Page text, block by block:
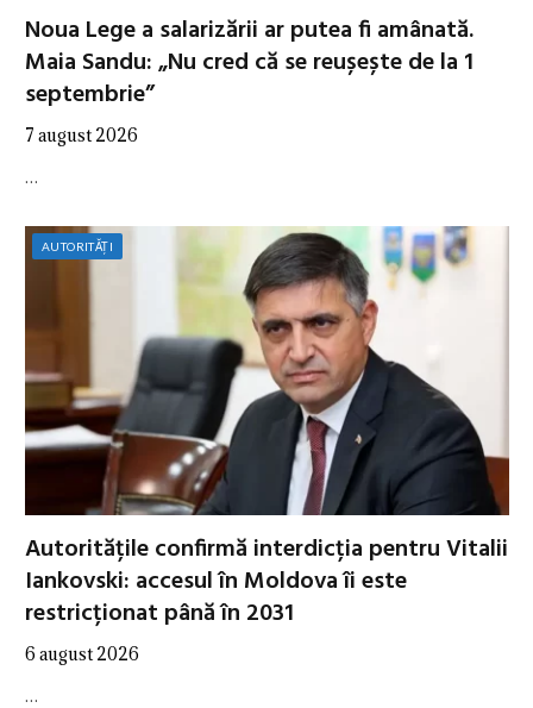
Noua Lege a salarizării ar putea fi amânată.
Maia Sandu: „Nu cred că se reușește de la 1
septembrie”
7 august 2026
…
AUTORITĂȚI
Autoritățile confirmă interdicția pentru Vitalii
Iankovski: accesul în Moldova îi este
restricționat până în 2031
6 august 2026
…